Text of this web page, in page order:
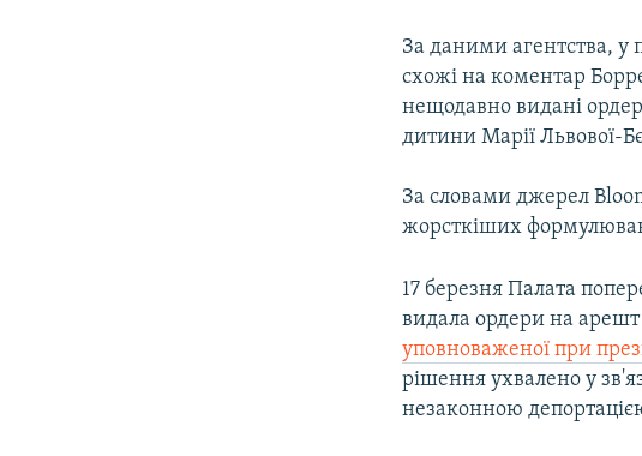
За даними агентства, у
схожі на коментар
нещодавно видані
дитини Марії Львової-
За словами джерел
жорсткіших
17 березня Палата
видала ордери на арешт
уповноваженої при
рішення ухвалено у
незаконною